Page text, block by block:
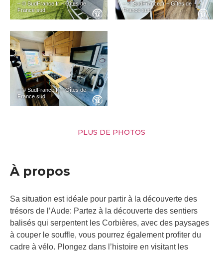
– © SudFrance.fr – Gîtes de
France sud
– © SudFrance.fr – Gîtes de
France sud
– © SudFrance.fr – Gîtes de
France sud
PLUS DE PHOTOS
À propos
Sa situation est idéale pour partir à la découverte des
trésors de l’Aude: Partez à la découverte des sentiers
balisés qui serpentent les Corbières, avec des paysages
à couper le souffle, vous pourrez également profiter du
cadre à vélo. Plongez dans l’histoire en visitant les